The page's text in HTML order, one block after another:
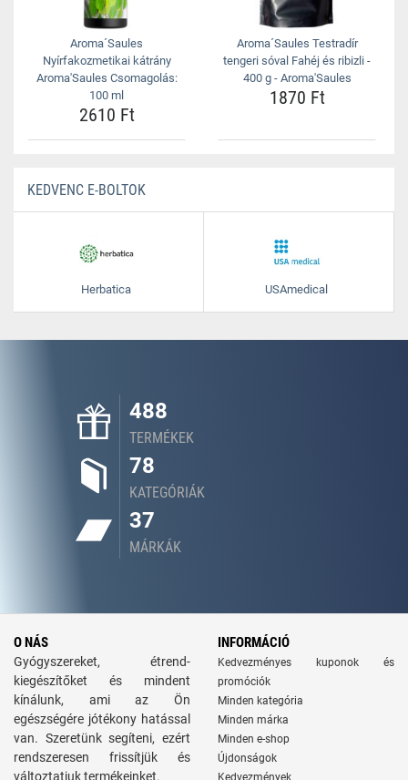
Aroma´Saules
Nyírfakozmetikai kátrány
Aroma'Saules Csomagolás:
100 ml
2610 Ft
Aroma´Saules Testradír
tengeri sóval Fahéj és ribizli -
400 g - Aroma'Saules
1870 Ft
KEDVENC E-BOLTOK
Herbatica USAmedical
488
TERMÉKEK
78
KATEGÓRIÁK
37
MÁRKÁK
O NÁS
Gyógyszereket, étrend-
kiegészítőket és mindent
kínálunk, ami az Ön
egészségére jótékony hatással
van. Szeretünk segíteni, ezért
rendszeresen frissítjük és
változtatjuk termékeinket.
INFORMÁCIÓ
Kedvezményes kuponok és
promóciók
Minden kategória
Minden márka
Minden e-shop
Újdonságok
Kedvezmények